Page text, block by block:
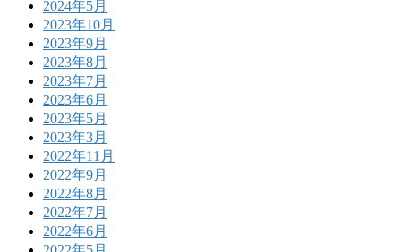
2024年5月
2023年10月
2023年9月
2023年8月
2023年7月
2023年6月
2023年5月
2023年3月
2022年11月
2022年9月
2022年8月
2022年7月
2022年6月